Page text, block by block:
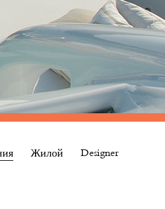
Жилой Designer